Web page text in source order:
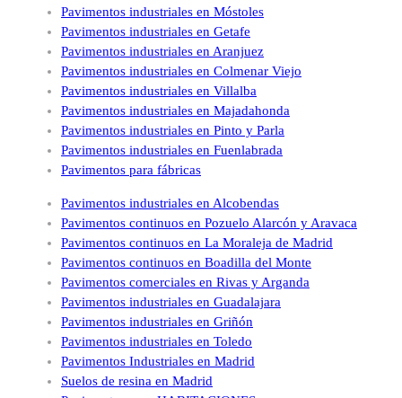
Pavimentos industriales en Móstoles
Pavimentos industriales en Getafe
Pavimentos industriales en Aranjuez
Pavimentos industriales en Colmenar Viejo
Pavimentos industriales en Villalba
Pavimentos industriales en Majadahonda
Pavimentos industriales en Pinto y Parla
Pavimentos industriales en Fuenlabrada
Pavimentos para fábricas
Pavimentos industriales en Alcobendas
Pavimentos continuos en Pozuelo Alarcón y Aravaca
Pavimentos continuos en La Moraleja de Madrid
Pavimentos continuos en Boadilla del Monte
Pavimentos comerciales en Rivas y Arganda
Pavimentos industriales en Guadalajara
Pavimentos industriales en Griñón
Pavimentos industriales en Toledo
Pavimentos Industriales en Madrid
Suelos de resina en Madrid